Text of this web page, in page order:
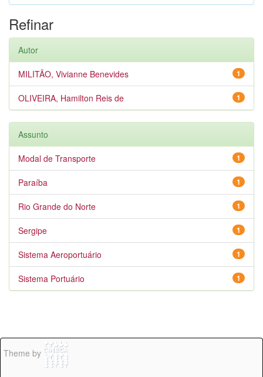
Refinar
Autor
1
MILITÃO, Vivianne Benevides
1
OLIVEIRA, Hamilton Reis de
Assunto
1
Modal de Transporte
1
Paraíba
1
Rio Grande do Norte
1
Sergipe
1
Sistema Aeroportuário
1
Sistema Portuário
Theme by